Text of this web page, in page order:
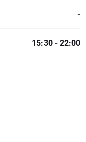
-
15:30 - 22:00